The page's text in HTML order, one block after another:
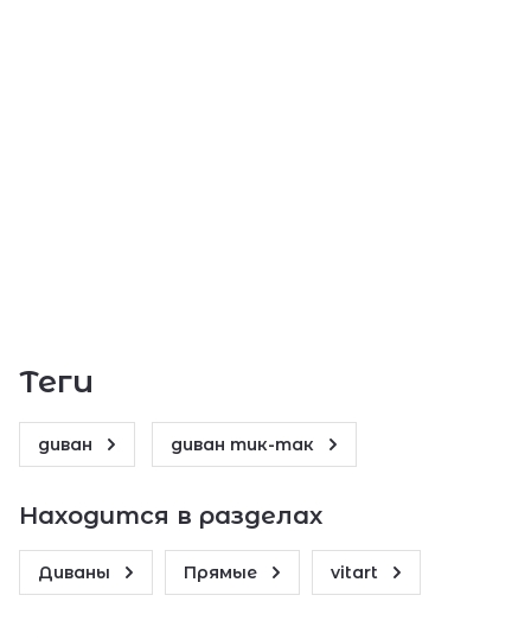
теги
диван диван тик-так
Находится в разделах
Диваны Прямые vitart